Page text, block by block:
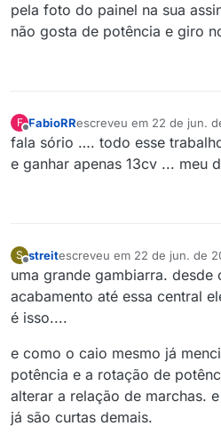
pela foto do painel na sua
não gosta de potência e giro
F
Offline
FabioRRescreveu em 22 de jun.
última edição por
fala sório …. todo esse
e ganhar apenas 13cv ... meu
S streitescreveu em 22 de jun. de
última edição por
uma grande gambiarra.
acabamento até essa central
é isso....
e como o caio mesmo já
potência e a rotação de
alterar a relação de marchas.
já são curtas demais.